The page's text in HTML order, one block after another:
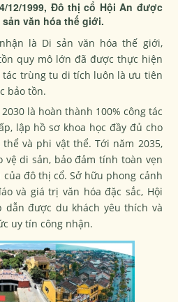
12/1999, Đô thị cổ Hội An được
sản văn hóa thế giới.
là Di sản văn hóa thế giới,
quy mô lớn đã được thực hiện
tác trùng tu di tích luôn là ưu tiên
bảo tồn.
là hoàn thành 100% công tác
lập hồ sơ khoa học đầy đủ cho
và phi vật thể. Tới năm 2035,
vệ di sản, bảo đảm tính toàn vẹn
đô thị cổ. Sở hữu phong cảnh
và giá trị văn hóa đặc sắc, Hội
được du khách yêu thích và
uy tín công nhận.